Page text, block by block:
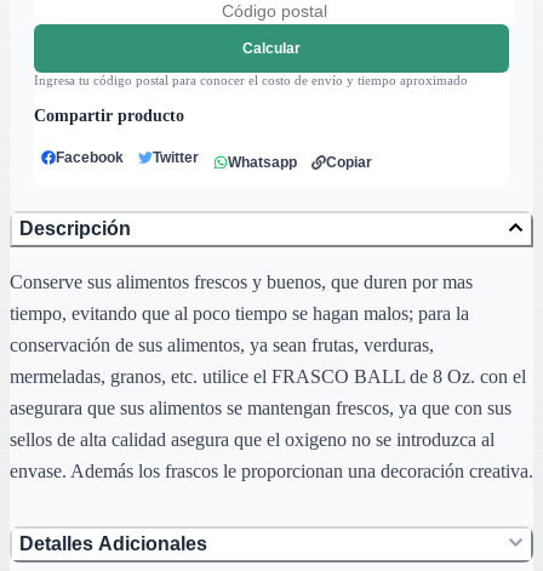
Calcular
Ingresa tu código postal para conocer el costo de envío y tiempo aproximado
Compartir producto
Facebook Twitter Whatsapp Copiar
Descripción
Conserve sus alimentos frescos y buenos, que duren por mas
tiempo, evitando que al poco tiempo se hagan malos; para la
conservación de sus alimentos, ya sean frutas, verduras,
mermeladas, granos, etc. utilice el FRASCO BALL de 8 Oz. con el
asegurara que sus alimentos se mantengan frescos, ya que con sus
sellos de alta calidad asegura que el oxigeno no se introduzca al
envase. Además los frascos le proporcionan una decoración creativa.
Detalles Adicionales